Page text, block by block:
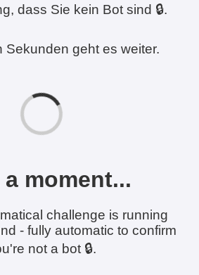
dass Sie kein Bot sind 🔒.
Sekunden geht es weiter.
moment...
challenge is running
- fully automatic to confirm
not a bot 🔒.